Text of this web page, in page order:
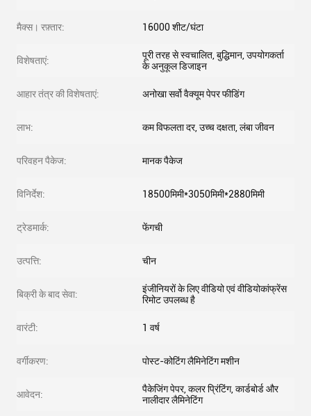
मैक्स। रफ़्तार: 16000 शीट/घंटा
विशेषताएं:
पूरी तरह से स्वचालित, बुद्धिमान, उपयोगकर्ता
के अनुकूल डिजाइन
आहार तंत्र की विशेषताएं: अनोखा सर्वो वैक्यूम पेपर फीडिंग
लाभ: कम विफलता दर, उच्च दक्षता, लंबा जीवन
परिवहन पैकेज: मानक पैकेज
विनिर्देश: 18500मिमी*3050मिमी*2880मिमी
ट्रेडमार्क: फेंगची
उत्पत्ति: चीन
बिक्री के बाद सेवा:
इंजीनियरों के लिए वीडियो एवं वीडियोकांफ्रेंस
रिमोट उपलब्ध है
वारंटी: 1 वर्ष
वर्गीकरण: पोस्ट-कोटिंग लैमिनेटिंग मशीन
आवेदन:
पैकेजिंग पेपर, कलर प्रिंटिंग, कार्डबोर्ड और
नालीदार लैमिनेटिंग